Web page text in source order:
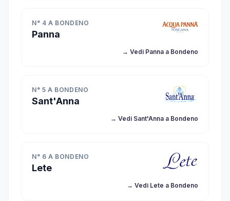
N° 4 A BONDENO
Panna
→ Vedi Panna a Bondeno
N° 5 A BONDENO
Sant'Anna
→ Vedi Sant'Anna a Bondeno
N° 6 A BONDENO
Lete
→ Vedi Lete a Bondeno